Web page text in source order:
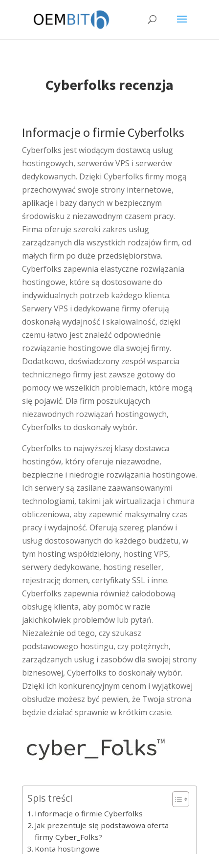
Cyberfolks recenzja
Informacje o firmie Cyberfolks
Cyberfolks jest wiodącym dostawcą usług
hostingowych, serwerów VPS i serwerów
dedykowanych. Dzięki Cyberfolks firmy mogą
przechowywać swoje strony internetowe,
aplikacje i bazy danych w bezpiecznym
środowisku z niezawodnym czasem pracy.
Firma oferuje szeroki zakres usług
zarządzanych dla wszystkich rodzajów firm, od
małych firm po duże przedsiębiorstwa.
Cyberfolks zapewnia elastyczne rozwiązania
hostingowe, które są dostosowane do
indywidualnych potrzeb każdego klienta.
Serwery VPS i dedykowane firmy oferują
doskonałą wydajność i skalowalność, dzięki
czemu łatwo jest znaleźć odpowiednie
rozwiązanie hostingowe dla swojej firmy.
Dodatkowo, doświadczony zespół wsparcia
technicznego firmy jest zawsze gotowy do
pomocy we wszelkich problemach, które mogą
się pojawić. Dla firm poszukujących
niezawodnych rozwiązań hostingowych,
Cyberfolks to doskonały wybór.
Cyberfolks to najwyższej klasy dostawca
hostingów, który oferuje niezawodne,
bezpieczne i niedrogie rozwiązania hostingowe.
Ich serwery są zasilane zaawansowanymi
technologiami, takimi jak wirtualizacja i chmura
obliczeniowa, aby zapewnić maksymalny czas
pracy i wydajność. Oferują szereg planów i
usług dostosowanych do każdego budżetu, w
tym hosting współdzielony, hosting VPS,
serwery dedykowane, hosting reseller,
rejestrację domen, certyfikaty SSL i inne.
Cyberfolks zapewnia również całodobową
obsługę klienta, aby pomóc w razie
jakichkolwiek problemów lub pytań.
Niezależnie od tego, czy szukasz
podstawowego hostingu, czy potężnych,
zarządzanych usług i zasobów dla swojej strony
biznesowej, Cyberfolks to doskonały wybór.
Dzięki ich konkurencyjnym cenom i wyjątkowej
obsłudze możesz być pewien, że Twoja strona
będzie działać sprawnie w krótkim czasie.
Spis treści
Informacje o firmie Cyberfolks
Jak prezentuje się podstawowa oferta
firmy Cyber_Folks?
Konta hostingowe